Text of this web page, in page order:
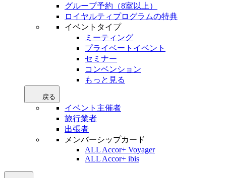
グループ予約（8室以上）
ロイヤルティプログラムの特典
イベントタイプ
ミーティング
プライベートイベント
セミナー
コンベンション
もっと見る
戻る
イベント主催者
旅行業者
出張者
メンバーシップカード
ALL Accor+ Voyager
ALL Accor+ ibis